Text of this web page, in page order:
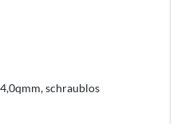
schraublos